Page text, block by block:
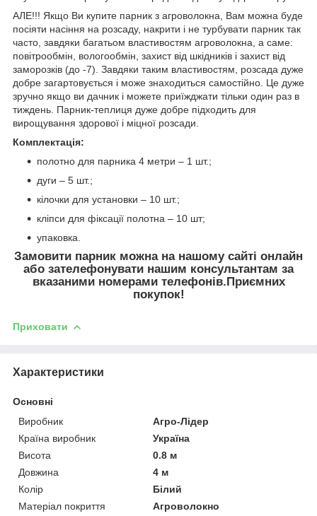
АЛЕ!!! Якщо Ви купите парник з агроволокна, Вам можна буде
посіяти насіння на розсаду, накрити і не турбувати парник так
часто, завдяки багатьом властивостям агроволокна, а саме:
повітрообмін, вологообмін, захист від шкідників і захист від
заморозків (до -7). Завдяки таким властивостям, розсада дуже
добре загартовується і може знаходиться самостійно. Це дуже
зручно якщо ви дачник і можете приїжджати тільки один раз в
тиждень. Парник-теплиця дуже добре підходить для
вирощування здорової і міцної розсади.
Комплектація:
полотно для парника 4 метри – 1 шт.;
дуги – 5 шт.;
кілочки для установки – 10 шт.;
кліпси для фіксації полотна – 10 шт;
упаковка.
Замовити парник можна на нашому сайті онлайн
або зателефонувати нашим консультантам за
вказаними номерами телефонів.Приємних
покупок!
Приховати
Характеристики
Основні
Виробник
Агро-Лідер
Країна виробник
Україна
Висота
0.8 м
Довжина
4 м
Колір
Білий
Матеріал покриття
Агроволокно